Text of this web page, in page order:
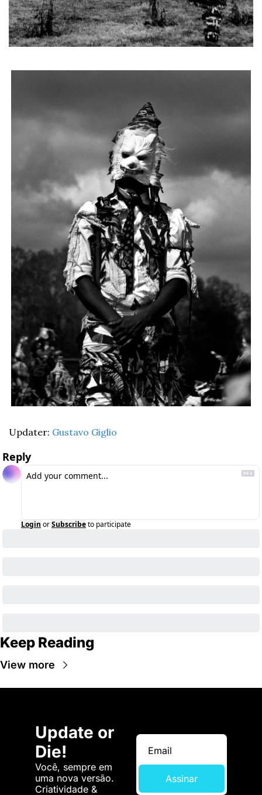
Updater: Gustavo Giglio
Reply
Login orSubscribeto participate
Keep Reading
View more
Update or
Die!
Você, sempre em
uma nova versão.
Criatividade &
Assinar